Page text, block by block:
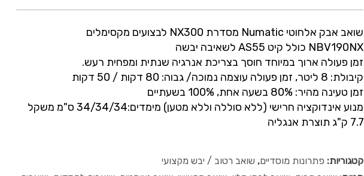
שואב אבק אלחוטי Numatic מסדרת NX300 לבצועים מקסימלים
NBV190NX כולל קיט AS55 לשאיבה יבשה
זמן פעולה ארוך במיוחד חוסך בצריכת אנרגיה שנתית ומפחית רעש.
קיבולת: 8 ליטר, זמן פעולה עוצמה נמוכה/ גבוה: 80 דקות / 50 דקות
זמן טעינה מהיר: 80% בשעה אחת, 100% בשעתיים
מנוע אינדוקציה חרישי (ללא סוללה וללא מטען) מימדים:34/34/34 ס"מ משקל
7.7 ק"ג תוצרת אנגליה
קטגוריות: פתרונות מוסדיים, שואב רטוב / יבש מקצועי